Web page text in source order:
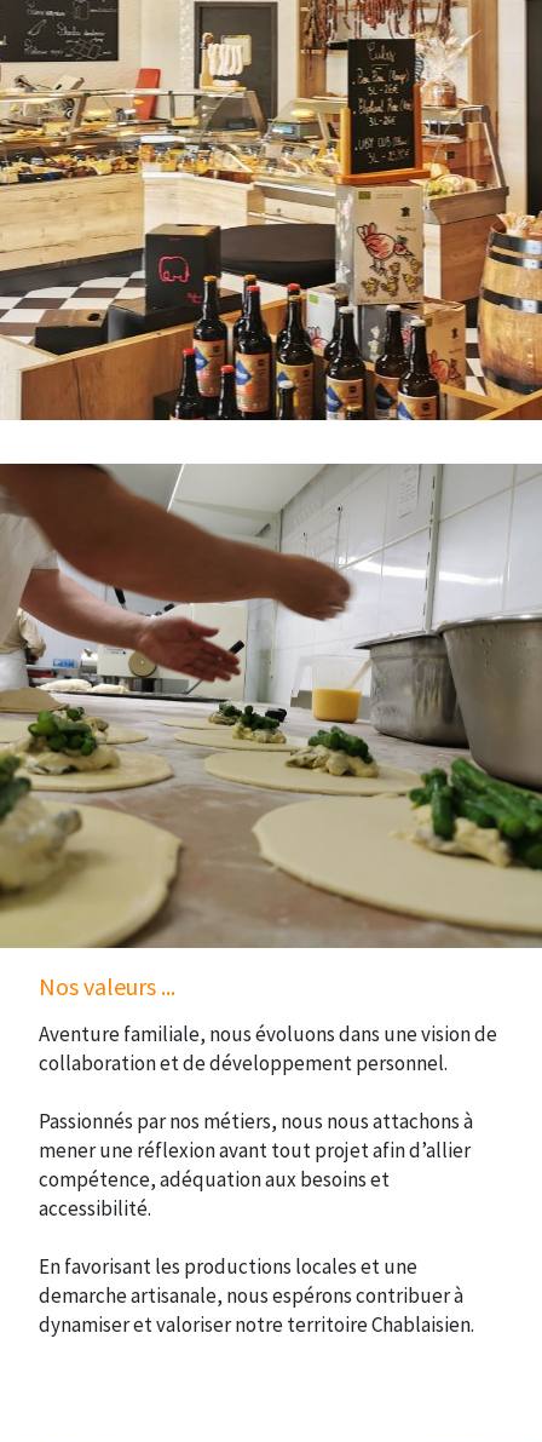
Nos valeurs ...
Aventure familiale, nous évoluons dans une vision de
collaboration et de développement personnel.
Passionnés par nos métiers, nous nous attachons à
mener une réflexion avant tout projet afin d’allier
compétence, adéquation aux besoins et
accessibilité.
En favorisant les productions locales et une
demarche artisanale, nous espérons contribuer à
dynamiser et valoriser notre territoire Chablaisien.